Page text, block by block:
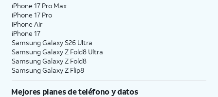
iPhone 17 Pro Max
iPhone 17 Pro
iPhone Air
iPhone 17
Samsung Galaxy S26 Ultra
Samsung Galaxy Z Fold8 Ultra
Samsung Galaxy Z Fold8
Samsung Galaxy Z Flip8
Mejores planes de teléfono y datos